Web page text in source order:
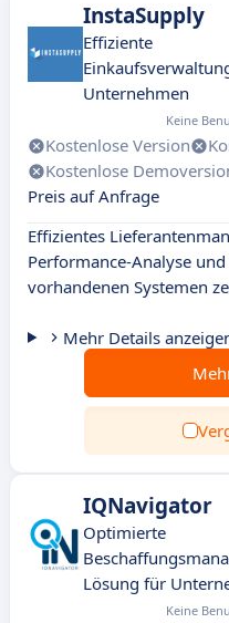
InstaSupply
Effiziente
Unternehmen
Keine
Kostenlose Version
Kostenlose
Preis auf Anfrage
Effizientes
Performance-Analyse
vorhandenen Systemen
Mehr Details
IQNavigator
Optimierte
Lösung für
Keine